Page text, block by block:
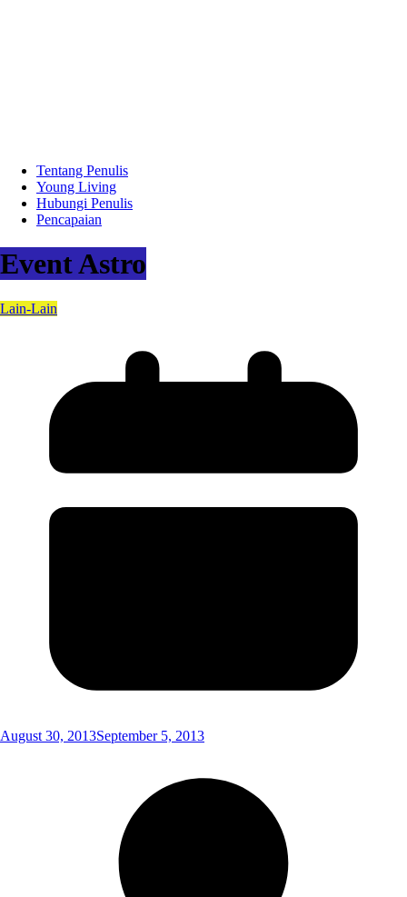
Tentang Penulis
Young Living
Hubungi Penulis
Pencapaian
Event Astro
Lain-Lain
August 30, 2013September 5, 2013